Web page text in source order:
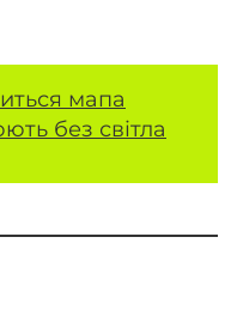
мапа
без світла